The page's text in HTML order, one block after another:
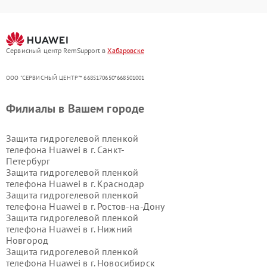
Сервисный центр RemSupport вХабаровске
ООО "СЕРВИСНЫЙ ЦЕНТР"* 6685170650*668501001
Филиалы в Вашем городе
Защита гидрогелевой пленкой
телефона Huawei в г. Санкт-
Петербург
Защита гидрогелевой пленкой
телефона Huawei в г. Краснодар
Защита гидрогелевой пленкой
телефона Huawei в г. Ростов-на-Дону
Защита гидрогелевой пленкой
телефона Huawei в г. Нижний
Новгород
Защита гидрогелевой пленкой
телефона Huawei в г. Новосибирск